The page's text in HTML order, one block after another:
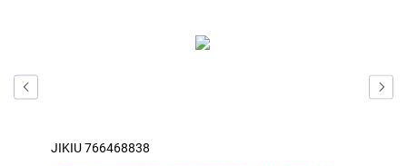
JIKIU 766468838